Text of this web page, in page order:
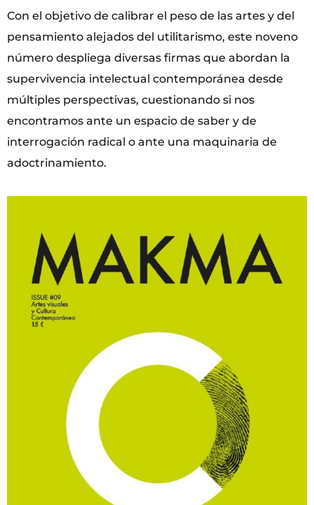
Con el objetivo de calibrar el peso de las artes y del
pensamiento alejados del utilitarismo, este noveno
número despliega diversas firmas que abordan la
supervivencia intelectual contemporánea desde
múltiples perspectivas, cuestionando si nos
encontramos ante un espacio de saber y de
interrogación radical o ante una maquinaria de
adoctrinamiento.